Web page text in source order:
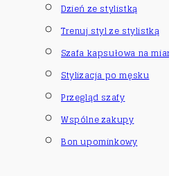
Dzień ze stylistką
Trenuj styl ze stylistką
Szafa kapsułowa na
Stylizacja po męsku
Przegląd szafy
Wspólne zakupy
Bon upominkowy